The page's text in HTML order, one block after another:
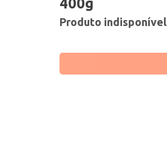
400g
Produto indisponível